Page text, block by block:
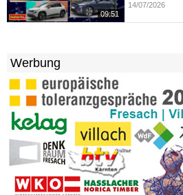
09:51
14/07/2026
Werbung